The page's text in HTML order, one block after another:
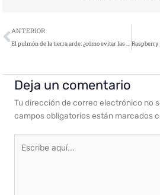
Ant
ANTERIOR
El pulmón de la tierra arde: ¿cómo evitar las fake news?
Deja un comentario
Tu dirección de correo electrónico no
campos obligatorios están marcados
aquí...